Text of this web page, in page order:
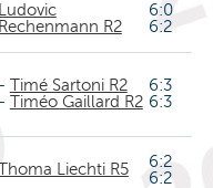
Ludovic
Rechenmann R2
6:0
6:2
Timé Sartoni R2
Timéo Gaillard R2
6:3
6:3
Liechti R5
6:2
6:2